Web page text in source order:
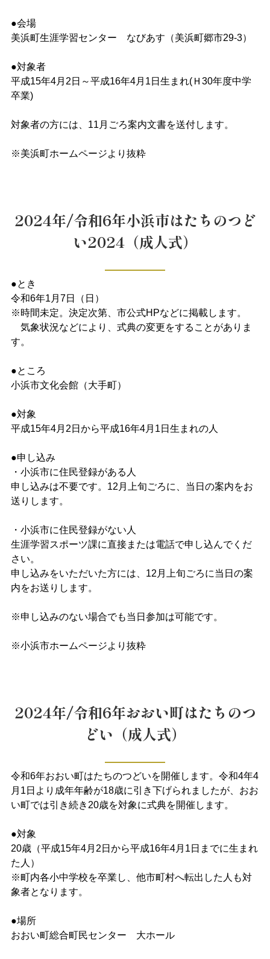
●会場
美浜町生涯学習センター なびあす（美浜町郷市29-3）
●対象者
平成15年4月2日～平成16年4月1日生まれ(Ｈ30年度中学
卒業)
対象者の方には、11月ごろ案内文書を送付します。
※美浜町ホームページより抜粋
2024年/令和6年小浜市はたちのつど
い2024（成人式）
●とき
令和6年1月7日（日）
※時間未定。決定次第、市公式HPなどに掲載します。
気象状況などにより、式典の変更をすることがありま
す。
●ところ
小浜市文化会館（大手町）
●対象
平成15年4月2日から平成16年4月1日生まれの人
●申し込み
・小浜市に住民登録がある人
申し込みは不要です。12月上旬ごろに、当日の案内をお
送りします。
・小浜市に住民登録がない人
生涯学習スポーツ課に直接または電話で申し込んでくだ
さい。
申し込みをいただいた方には、12月上旬ごろに当日の案
内をお送りします。
※申し込みのない場合でも当日参加は可能です。
※小浜市ホームページより抜粋
2024年/令和6年おおい町はたちのつ
どい（成人式）
令和6年おおい町はたちのつどいを開催します。令和4年4
月1日より成年年齢が18歳に引き下げられましたが、おお
い町では引き続き20歳を対象に式典を開催します。
●対象
20歳（平成15年4月2日から平成16年4月1日までに生まれ
た人）
※町内各小中学校を卒業し、他市町村へ転出した人も対
象者となります。
●場所
おおい町総合町民センター 大ホール